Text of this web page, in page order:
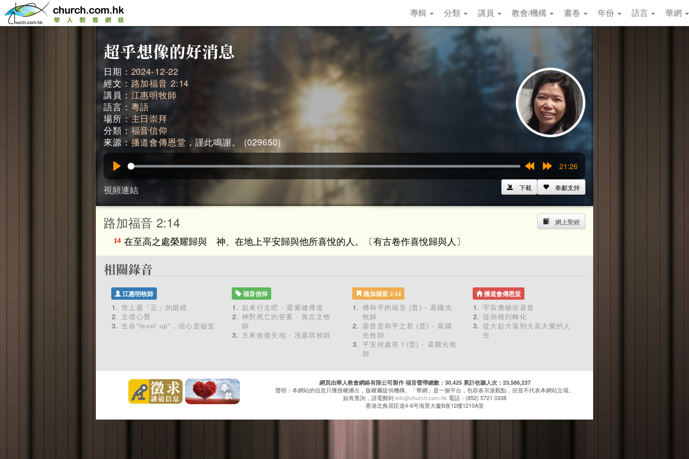
專輯 分類 講員 教會/機構 書卷 年份 語言 華網
日期： 2024-12-22
經文： 路加福音 2:14
講員： 江惠明牧師
語言： 粵語
場所：主日崇拜
分類：福音信仰
來源：播道會傳恩堂 ，謹此鳴謝。 (029650)
15s
15s
21:26
視頻連結 奉獻支持
下載
網上聖經
路加福音 2:14
14 在至高之處榮耀歸與 神、在地上平安歸與他所喜悅的人。〔有古卷作喜悅歸與人〕
江惠明牧師
世上最「正」的眼鏡
主僕心聲
生命"level up"，信心是秘笈
福音信仰
起來行走吧 - 梁紫健傳道
神對死亡的答案 - 黃志文牧
師
主來收復失地 - 冼嘉琪牧師
路加福音 2:14
傳和平的福音 (普) - 葛國光
牧師
基督是和平之君 (普) - 葛國
光牧師
平安何處尋？(普) - 葛國光牧
師
播道會傳恩堂
宇宙奧秘在基督
從倒模到轉化
從大起大落到大喜大樂的人
生
網頁由華人教會網絡有限公司製作 福音聲帶總數：30,425 累計收聽人次：23,586,237
聲明：本網站的信息只獲授權播出，版權屬提供機構。「華網」是一個平台，包容各宗派觀點，但並不代表本網站立場。
如有查詢，請電郵到info@church.com.hk 電話：(852) 5721 0338
香港北角屈臣道4-6号海景大廈B座12樓1210A室